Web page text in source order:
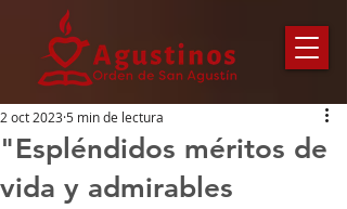
"Espléndidos méritos de
vida y admirables
2 oct 2023 5 min de lectura